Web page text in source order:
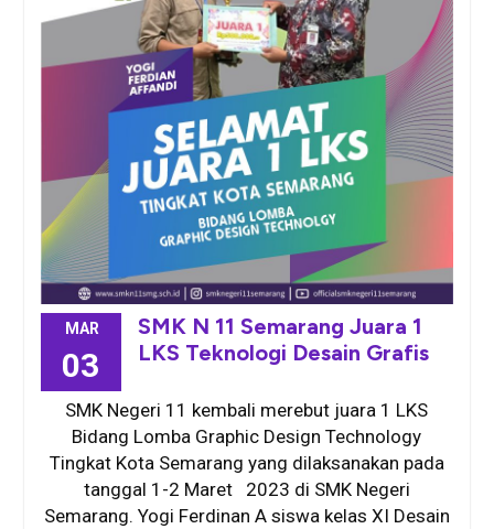
MAR
03
SMK N 11 Semarang Juara 1
LKS Teknologi Desain Grafis
SMK Negeri 11 kembali merebut juara 1 LKS
Bidang Lomba Graphic Design Technology
Tingkat Kota Semarang yang dilaksanakan pada
tanggal 1-2 Maret 2023 di SMK Negeri
Semarang. Yogi Ferdinan A siswa kelas XI Desain